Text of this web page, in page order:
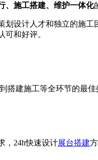
、施工搭建、维护一体化
设计人才和独立的施工
和好评。
搭建施工等全环节的最佳
，24h快速设计展台搭建方